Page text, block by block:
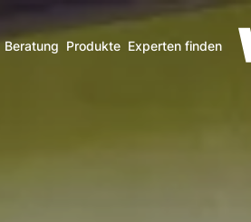
Beratung Produkte Experten finden